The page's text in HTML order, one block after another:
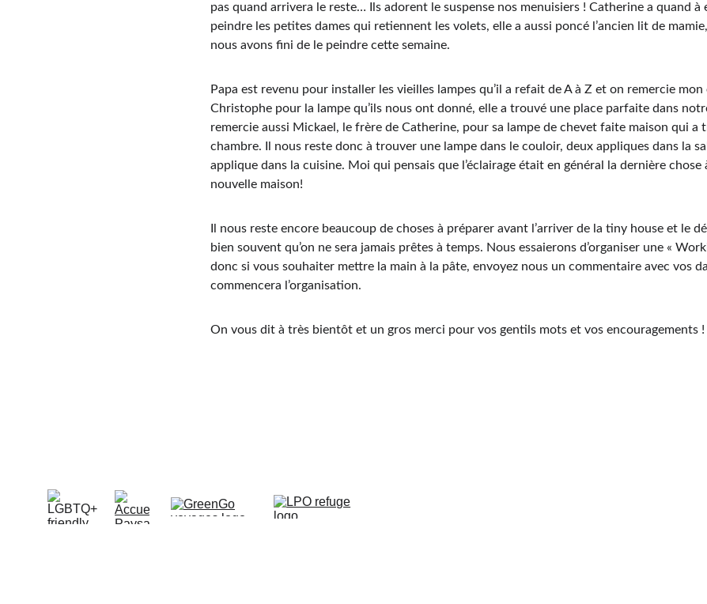
pas quand arrivera le reste… Ils adorent le suspense nos menuisiers ! Catherine a quand
peindre les petites dames qui retiennent les volets, elle a aussi poncé l’ancien lit de
nous avons fini de le peindre cette semaine.
Papa est revenu pour installer les vieilles lampes qu’il a refait de A à Z et on remercie
Christophe pour la lampe qu’ils nous ont donné, elle a trouvé une place parfaite dans
remercie aussi Mickael, le frère de Catherine, pour sa lampe de chevet faite maison qui a
chambre. Il nous reste donc à trouver une lampe dans le couloir, deux appliques dans la
applique dans la cuisine. Moi qui pensais que l’éclairage était en général la dernière
nouvelle maison!
Il nous reste encore beaucoup de choses à préparer avant l’arriver de la tiny house et le
bien souvent qu’on ne sera jamais prêtes à temps. Nous essaierons d’organiser une «
donc si vous souhaiter mettre la main à la pâte, envoyez nous un commentaire avec vos
commencera l’organisation.
On vous dit à très bientôt et un gros merci pour vos gentils mots et vos encouragements